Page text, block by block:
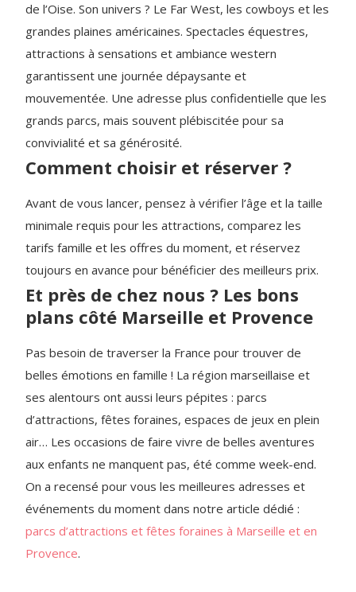
de l’Oise. Son univers ? Le Far West, les cowboys et les
grandes plaines américaines. Spectacles équestres,
attractions à sensations et ambiance western
garantissent une journée dépaysante et
mouvementée. Une adresse plus confidentielle que les
grands parcs, mais souvent plébiscitée pour sa
convivialité et sa générosité.
Comment choisir et réserver ?
Avant de vous lancer, pensez à vérifier l’âge et la taille
minimale requis pour les attractions, comparez les
tarifs famille et les offres du moment, et réservez
toujours en avance pour bénéficier des meilleurs prix.
Et près de chez nous ? Les bons
plans côté Marseille et Provence
Pas besoin de traverser la France pour trouver de
belles émotions en famille ! La région marseillaise et
ses alentours ont aussi leurs pépites : parcs
d’attractions, fêtes foraines, espaces de jeux en plein
air… Les occasions de faire vivre de belles aventures
aux enfants ne manquent pas, été comme week-end.
On a recensé pour vous les meilleures adresses et
événements du moment dans notre article dédié :
parcs d’attractions et fêtes foraines à Marseille et en
Provence.